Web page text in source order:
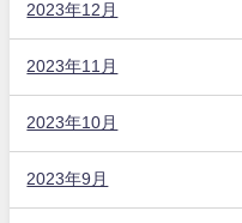
2023年12月
2023年11月
2023年10月
2023年9月